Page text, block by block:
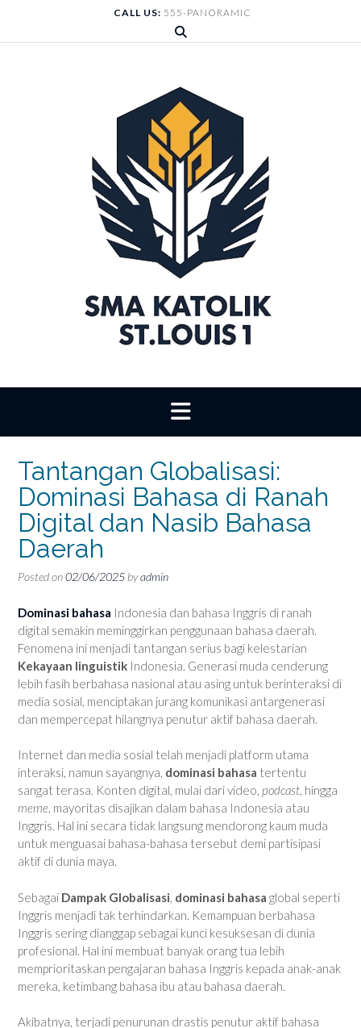
content
CALL US: 555-PANORAMIC
Tantangan Globalisasi:
Dominasi Bahasa di Ranah
Digital dan Nasib Bahasa
Daerah
Posted on02/06/2025 byadmin
Dominasi bahasa Indonesia dan bahasa Inggris di ranah
digital semakin meminggirkan penggunaan bahasa daerah.
Fenomena ini menjadi tantangan serius bagi kelestarian
Kekayaan linguistik Indonesia. Generasi muda cenderung
lebih fasih berbahasa nasional atau asing untuk berinteraksi di
media sosial, menciptakan jurang komunikasi antargenerasi
dan mempercepat hilangnya penutur aktif bahasa daerah.
Internet dan media sosial telah menjadi platform utama
interaksi, namun sayangnya, dominasi bahasa tertentu
sangat terasa. Konten digital, mulai dari video, podcast, hingga
meme, mayoritas disajikan dalam bahasa Indonesia atau
Inggris. Hal ini secara tidak langsung mendorong kaum muda
untuk menguasai bahasa-bahasa tersebut demi partisipasi
aktif di dunia maya.
Sebagai Dampak Globalisasi, dominasi bahasa global seperti
Inggris menjadi tak terhindarkan. Kemampuan berbahasa
Inggris sering dianggap sebagai kunci kesuksesan di dunia
profesional. Hal ini membuat banyak orang tua lebih
memprioritaskan pengajaran bahasa Inggris kepada anak-anak
mereka, ketimbang bahasa ibu atau bahasa daerah.
Akibatnya, terjadi penurunan drastis penutur aktif bahasa